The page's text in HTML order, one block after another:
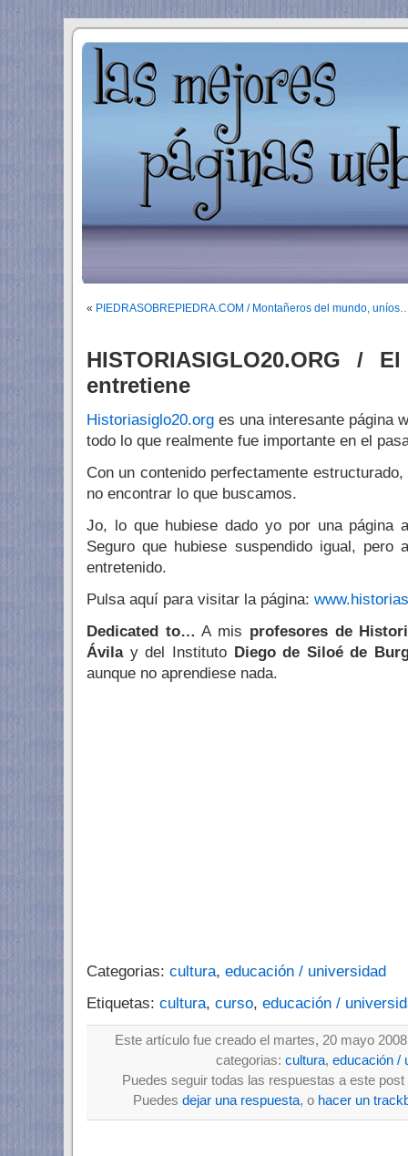
« PIEDRASOBREPIEDRA.COM / Montañeros del mundo,
HISTORIASIGLO20.ORG /
entretiene
Historiasiglo20.org es una interesante página
todo lo que realmente fue importante en el
Con un contenido perfectamente
no encontrar lo que buscamos.
Jo, lo que hubiese dado yo por una página
Seguro que hubiese suspendido igual, pero
entretenido.
Pulsa aquí para visitar la página:
Dedicated to… A mis profesores de
Ávilay del Instituto Diego de Siloé de
aunque no aprendiese nada.
Categorias: cultura, educación / universidad
Etiquetas: cultura, curso, educación /
Este artículo fue creado el martes, 20 mayo
categorias: cultura, educación /
Puedes seguir todas las respuestas a este
Puedes dejar una respuesta, o hacer un